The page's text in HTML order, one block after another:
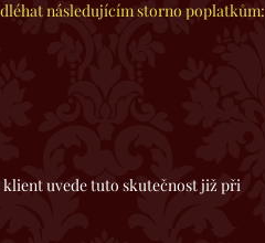
následujícím storno poplatkům:
uvede tuto skutečnost již při